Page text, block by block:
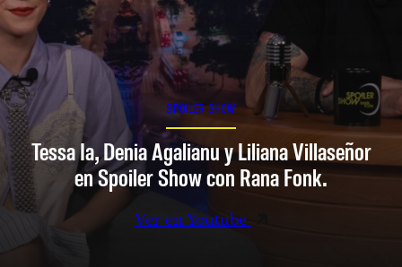
SPOILER SHOW
Tessa Ia, Denia Agalianu y Liliana Villaseñor
en Spoiler Show con Rana Fonk.
Ver en Youtube